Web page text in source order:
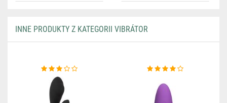
INNE PRODUKTY Z KATEGORII VIBRÁTOR